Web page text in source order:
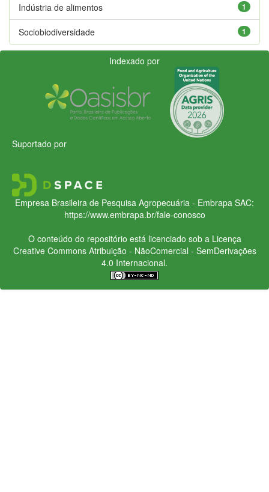
1
Indústria de alimentos
1
Sociobiodiversidade
Indexado por
Suportado por
Empresa Brasileira de Pesquisa Agropecuária - Embrapa SAC:
https://www.embrapa.br/fale-conosco
O conteúdo do repositório está licenciado sob a Licença
Creative CommonsAtribuição - NãoComercial - SemDerivações
4.0 Internacional.